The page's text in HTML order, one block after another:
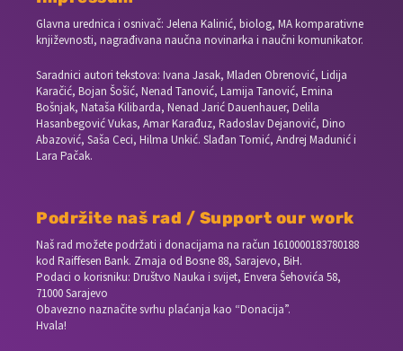
Glavna urednica i osnivač: Jelena Kalinić, biolog, MA komparativne
književnosti, nagrađivana naučna novinarka i naučni komunikator.
Saradnici autori tekstova: Ivana Jasak, Mladen Obrenović, Lidija
Karačić, Bojan Šošić, Nenad Tanović, Lamija Tanović, Emina
Bošnjak, Nataša Kilibarda, Nenad Jarić Dauenhauer, Delila
Hasanbegović Vukas, Amar Karađuz, Radoslav Dejanović, Dino
Abazović, Saša Ceci, Hilma Unkić. Slađan Tomić, Andrej Madunić i
Lara Pačak.
Podržite naš rad / Support our work
Naš rad možete podržati i donacijama na račun 1610000183780188
kod Raiffesen Bank. Zmaja od Bosne 88, Sarajevo, BiH.
Podaci o korisniku: Društvo Nauka i svijet, Envera Šehovića 58,
71000 Sarajevo
Obavezno naznačite svrhu plaćanja kao “Donacija”.
Hvala!